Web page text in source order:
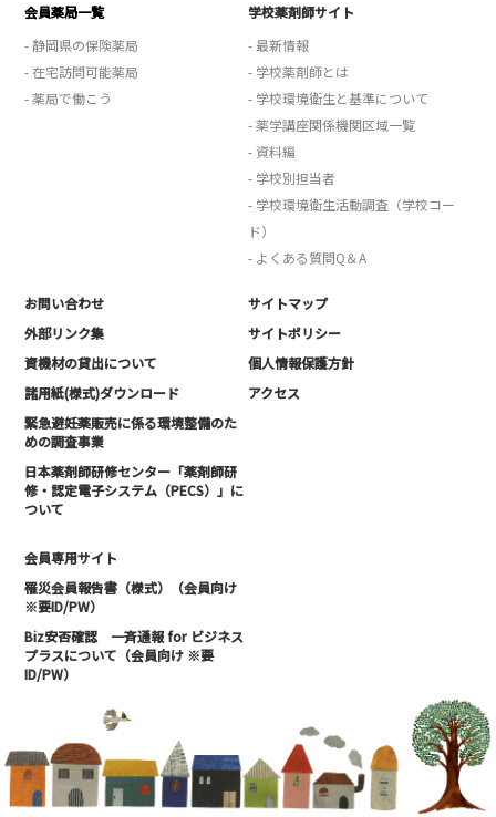
会員薬局一覧
- 静岡県の保険薬局
- 在宅訪問可能薬局
- 薬局で働こう
学校薬剤師サイト
- 最新情報
- 学校薬剤師とは
- 学校環境衛生と基準について
- 薬学講座関係機関区域一覧
- 資料編
- 学校別担当者
- 学校環境衛生活動調査（学校コー
ド）
- よくある質問Q＆A
お問い合わせ
外部リンク集
資機材の貸出について
諸用紙(様式)ダウンロード
緊急避妊薬販売に係る環境整備のた
めの調査事業
日本薬剤師研修センター「薬剤師研
修・認定電子システム（PECS）」に
ついて
会員専用サイト
罹災会員報告書（様式）（会員向け
※要ID/PW）
Biz安否確認 一斉通報 for ビジネス
プラスについて（会員向け ※要
ID/PW）
サイトマップ
サイトポリシー
個人情報保護方針
アクセス